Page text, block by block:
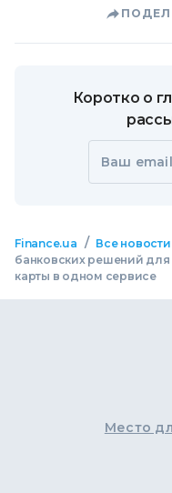
Коротко о
Ваш email
Finance.ua / Все новости
банковских решений
карты в одном сервисе
Место